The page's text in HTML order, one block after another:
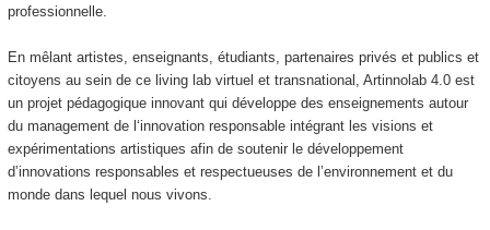
professionnelle.
En mêlant artistes, enseignants, étudiants, partenaires privés et publics et
citoyens au sein de ce living lab virtuel et transnational, Artinnolab 4.0 est
un projet pédagogique innovant qui développe des enseignements autour
du management de l‘innovation responsable intégrant les visions et
expérimentations artistiques afin de soutenir le développement
d’innovations responsables et respectueuses de l’environnement et du
monde dans lequel nous vivons.